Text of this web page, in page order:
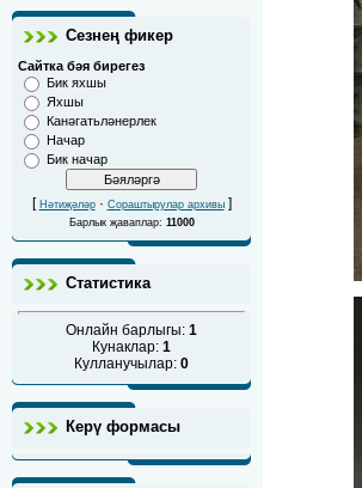
Сезнең фикер
Сайтка бәя бирегез
Бик яхшы
Яхшы
Канәгатьләнерлек
Начар
Бик начар
[ Нәтиҗәләр· Сораштырулар архивы]
Барлык җаваплар: 11000
Статистика
Онлайн барлыгы: 1
Кунаклар: 1
Кулланучылар: 0
Керү формасы